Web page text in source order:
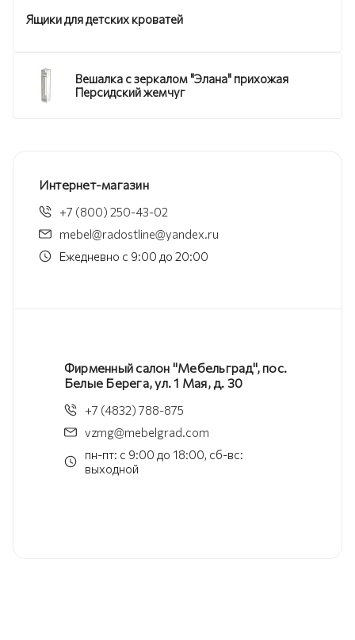
Ящики для детских кроватей
Вешалка с зеркалом "Элана" прихожая
Персидский жемчуг
Интернет-магазин
+7 (800) 250-43-02
mebel@radostline@yandex.ru
Ежедневно с 9:00 до 20:00
Фирменный салон "Мебельград", пос.
Белые Берега, ул. 1 Мая, д. 30
+7 (4832) 788-875
vzmg@mebelgrad.com
пн-пт: с 9:00 до 18:00, сб-вс:
выходной